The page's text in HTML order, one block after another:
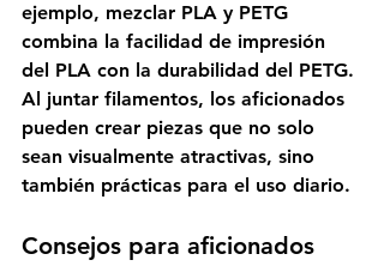
ejemplo, mezclar PLA y PETG
combina la facilidad de impresión
del PLA con la durabilidad del PETG.
Al juntar filamentos, los aficionados
pueden crear piezas que no solo
sean visualmente atractivas, sino
también prácticas para el uso diario.
Consejos para aficionados